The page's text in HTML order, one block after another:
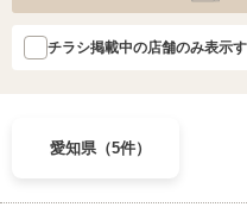
チラシ掲載中の店舗のみ表示
愛知県（5件）